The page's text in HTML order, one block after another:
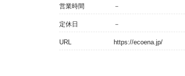
営業時間 －
定休日 －
URL https://ecoena.jp/